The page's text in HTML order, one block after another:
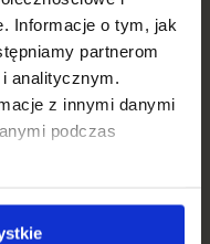
Informacje o tym, jak
partnerom
analitycznym.
z innymi danymi
podczas